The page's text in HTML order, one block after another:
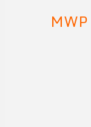
MWP